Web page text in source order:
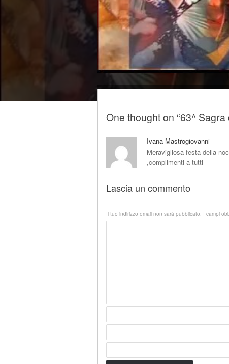
One thought on “63^ Sagra
Ivana Mastrogiovanni
Meravigliosa festa della
,complimenti a tutti
Lascia un commento
Il tuo indirizzo email non sarà pubblicato. I campi